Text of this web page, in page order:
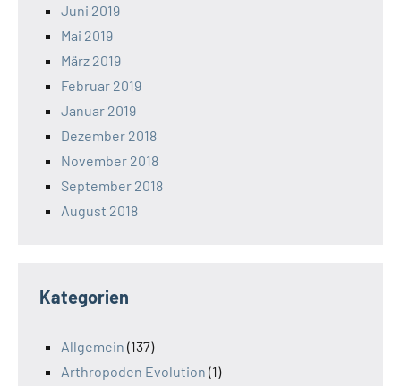
Juni 2019
Mai 2019
März 2019
Februar 2019
Januar 2019
Dezember 2018
November 2018
September 2018
August 2018
Kategorien
Allgemein (137)
Arthropoden Evolution (1)